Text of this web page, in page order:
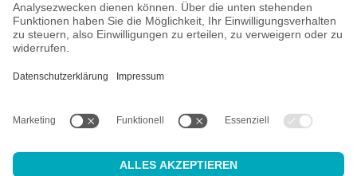
ggf. Nachnahmegebühren, wenn nicht anders angegeben.